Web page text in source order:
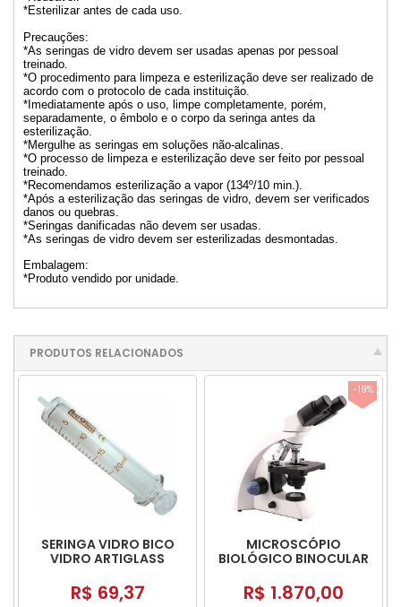
*Esterilizar antes de cada uso.
Precauções:
*As seringas de vidro devem ser usadas apenas por pessoal
treinado.
*O procedimento para limpeza e esterilização deve ser realizado de
acordo com o protocolo de cada instituição.
*Imediatamente após o uso, limpe completamente, porém,
separadamente, o êmbolo e o corpo da seringa antes da
esterilização.
*Mergulhe as seringas em soluções não-alcalinas.
*O processo de limpeza e esterilização deve ser feito por pessoal
treinado.
*Recomendamos esterilização a vapor (134º/10 min.).
*Após a esterilização das seringas de vidro, devem ser verificados
danos ou quebras.
*Seringas danificadas não devem ser usadas.
*As seringas de vidro devem ser esterilizadas desmontadas.
Embalagem:
*Produto vendido por unidade.
PRODUTOS RELACIONADOS
SERINGA VIDRO BICO
VIDRO ARTIGLASS
R$ 69,37
-19%
MICROSCÓPIO
BIOLÓGICO BINOCULAR
R$ 1.870,00